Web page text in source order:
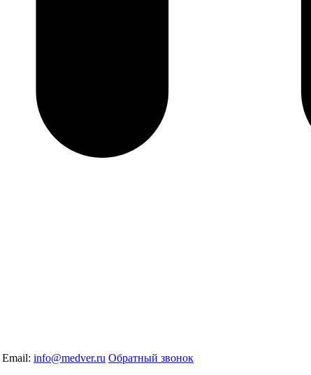
Email: info@medver.ru Обратный звонок